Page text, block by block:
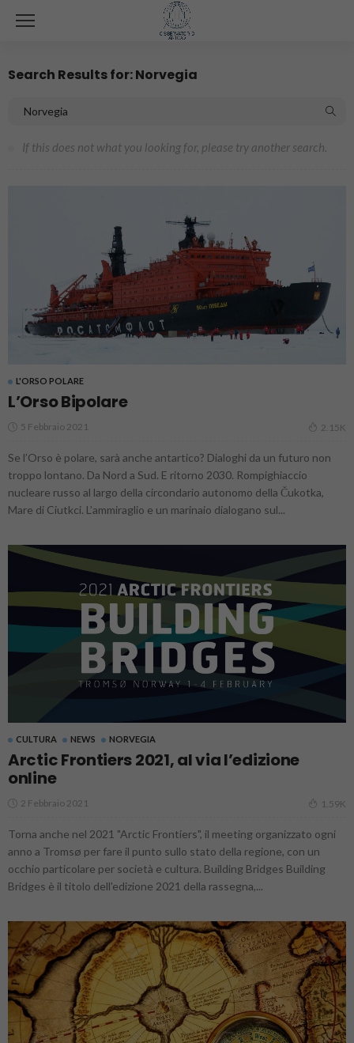
Search Results for: Norvegia
If this does not what you looking for, please try another search.
L'ORSO POLARE
L’Orso Bipolare
5 Febbraio 2021 2.15K
Se l’Orso è polare, sarà anche antartico? Dialoghi da un futuro non
troppo lontano. Da Nord a Sud. E ritorno 2030. Rompighiaccio
nucleare russo al largo della circondario autonomo della Čukotka,
Mare di Ciutkci. L’ammiraglio e un marinaio dialogano sul...
CULTURA NEWS NORVEGIA
Arctic Frontiers 2021, al via l’edizione
online
2 Febbraio 2021 1.59K
Torna anche nel 2021 "Arctic Frontiers", il meeting organizzato ogni
anno a Tromsø per fare il punto sullo stato della regione, con un
occhio particolare per società e cultura. Building Bridges Building
Bridges è il titolo dell'edizione 2021 della rassegna,...